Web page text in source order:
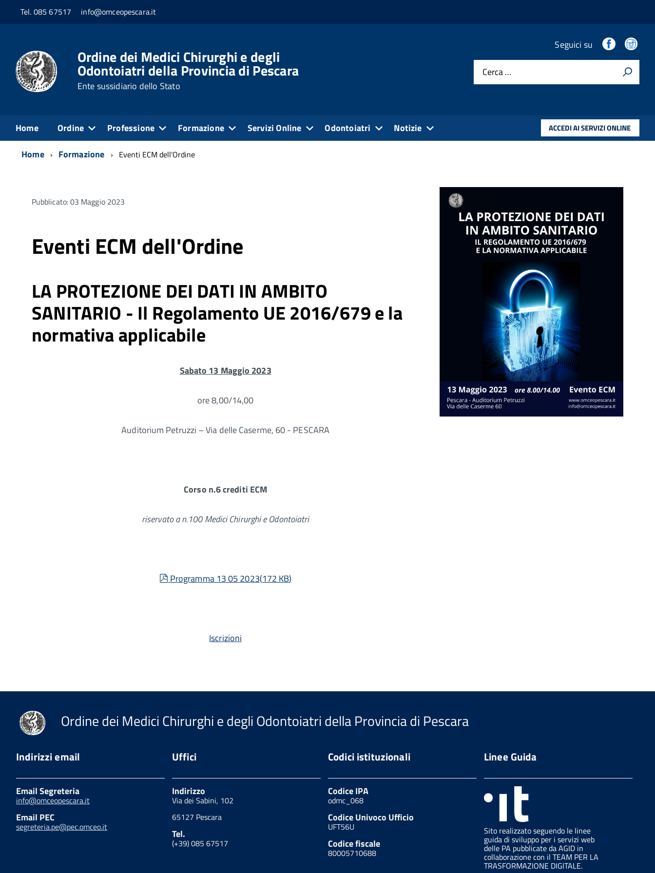
Tel. 085 67517 info@omceopescara.it
Ordine dei Medici Chirurghi e degli
Odontoiatri della Provincia di Pescara
Ente sussidiario dello Stato
Seguici su
Cerca …
Home Ordine Professione Formazione Servizi Online Odontoiatri Notizie ACCEDI AI SERVIZI ONLINE
Home Formazione Eventi ECM dell'Ordine
Pubblicato: 03 Maggio 2023
Eventi ECM dell'Ordine
LA PROTEZIONE DEI DATI IN AMBITO
SANITARIO - Il Regolamento UE 2016/679 e la
normativa applicabile
Sabato 13 Maggio 2023
ore 8,00/14,00
Auditorium Petruzzi – Via delle Caserme, 60 - PESCARA
Corso n.6 crediti ECM
riservato a n.100 Medici Chirurghi e Odontoiatri
pdf
Programma 13 05 2023(172 KB)
Iscrizioni
Ordine dei Medici Chirurghi e degli Odontoiatri della Provincia di Pescara
Indirizzi email
Email Segreteria
info@omceopescara.it
Email PEC
segreteria.pe@pec.omceo.it
Uffici
Indirizzo
Via dei Sabini, 102
65127 Pescara
Tel.
(+39) 085 67517
Codici istituzionali
Codice IPA
odmc_068
Codice Univoco Ufficio
UFT56U
Codice fiscale
80005710688
Linee Guida
Sito realizzato seguendo le linee
guida di sviluppo per i servizi web
delle PA pubblicate da AGID in
collaborazione con il TEAM PER LA
TRASFORMAZIONE DIGITALE.